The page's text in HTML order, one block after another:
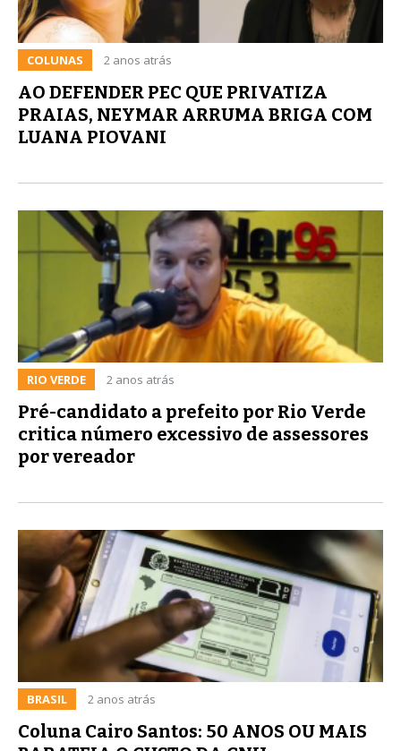
COLUNAS 2 anos atrás
AO DEFENDER PEC QUE PRIVATIZA
PRAIAS, NEYMAR ARRUMA BRIGA COM
LUANA PIOVANI
RIO VERDE 2 anos atrás
Pré-candidato a prefeito por Rio Verde
critica número excessivo de assessores
por vereador
BRASIL 2 anos atrás
Coluna Cairo Santos: 50 ANOS OU MAIS